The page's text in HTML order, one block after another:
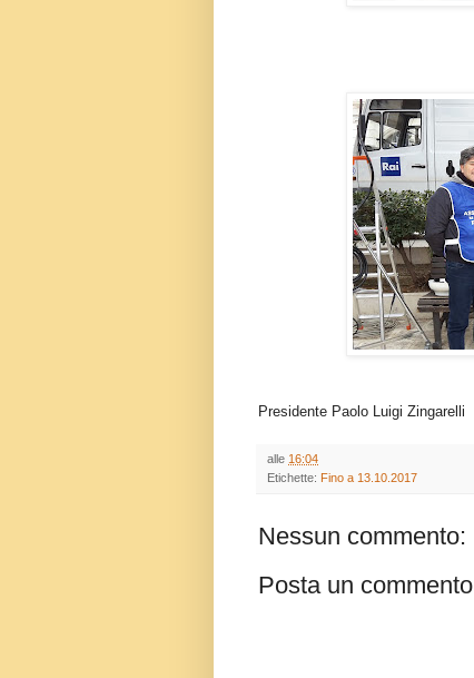
Presidente Paolo Luigi Zingarelli
alle 16:04
Etichette: Fino a 13.10.2017
Nessun commento:
Posta un commento